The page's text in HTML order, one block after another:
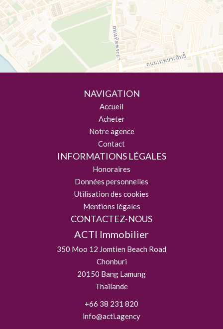
NAVIGATION
Accueil
Acheter
Notre agence
Contact
INFORMATIONS LÉGALES
Honoraires
Données personnelles
Utilisation des cookies
Mentions légales
CONTACTEZ-NOUS
ACTI Immobilier
350 Moo 12 Jomtien Beach Road
Chonburi
20150 Bang Lamung
Thaïlande
+66 38 231 820
info@acti.agency